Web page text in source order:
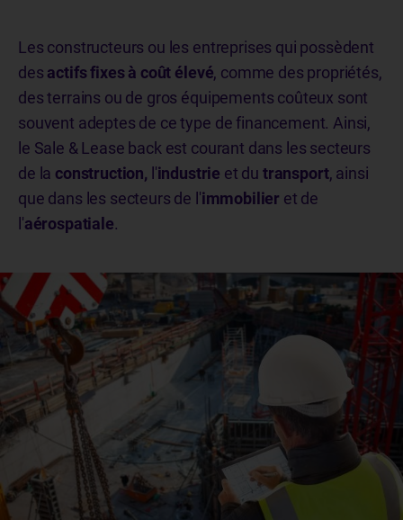
Les constructeurs ou les entreprises qui possèdent
des actifs fixes à coût élevé, comme des propriétés,
des terrains ou de gros équipements coûteux sont
souvent adeptes de ce type de financement. Ainsi,
le Sale & Lease back est courant dans les secteurs
de la construction, l'industrie et du transport, ainsi
que dans les secteurs de l'immobilier et de
l'aérospatiale.